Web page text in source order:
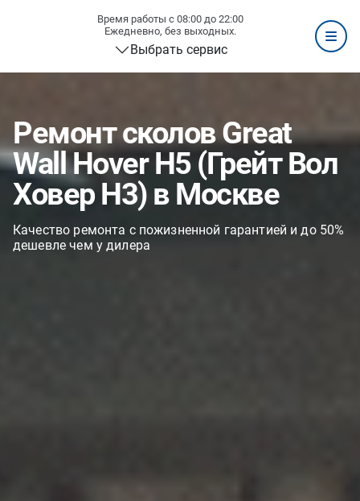
Время работы с 08:00 до 22:00
Ежедневно, без выходных.
Выбрать сервис
Ремонт сколов Great
Wall Hover H5 (Грейт Вол
Ховер H3) в Москве
Качество ремонта с пожизненной гарантией и до 50%
дешевле чем у дилера